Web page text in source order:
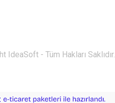
IdeaSoft - Tüm Hakları Saklıdır.
ideasoft e-